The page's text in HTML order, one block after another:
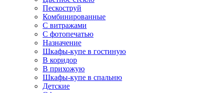
Пескоструй
Комбинированные
С витражами
С фотопечатью
Назначение
Шкафы-купе в гостиную
В коридор
В прихожую
Шкафы-купе в спальню
Детские